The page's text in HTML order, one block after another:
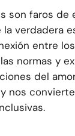
son faros de
verdadera
entre
normas y
del
nos